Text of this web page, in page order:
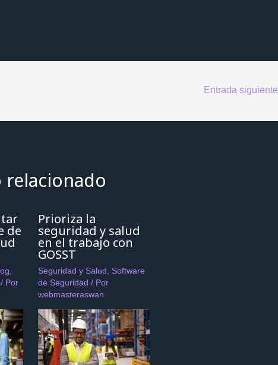
Entrada siguiente
de
,
/ Por
Prioriza la
seguridad y salud
en el trabajo con
GOSST
Seguridad y Salud, Software
de Seguridad / Por
webmasteraswan